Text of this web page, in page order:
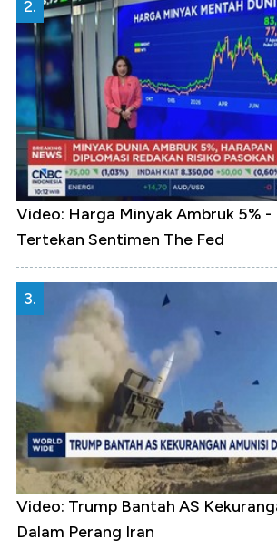
2.
Video: Harga Minyak Ambruk 5% -
Tertekan Sentimen The Fed
3.
Video: Trump Bantah AS
Dalam Perang Iran